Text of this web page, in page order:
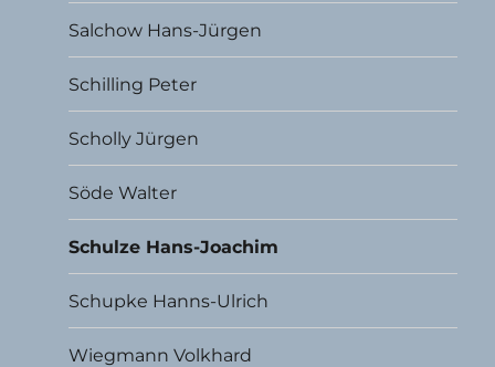
Salchow Hans-Jürgen
Schilling Peter
Scholly Jürgen
Söde Walter
Schulze Hans-Joachim
Schupke Hanns-Ulrich
Wiegmann Volkhard